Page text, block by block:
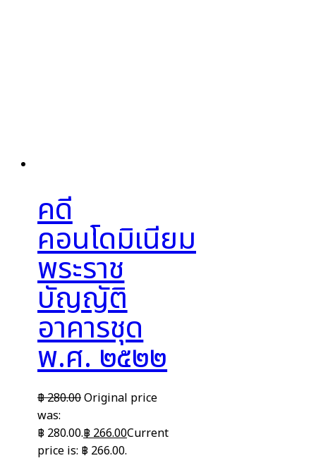
คดี
คอนโดมิเนียม
พระราช
บัญญัติ
อาคารชุด
พ.ศ. ๒๕๒๒
฿280.00Original price
was:
฿ 280.00.฿266.00Current
price is: ฿ 266.00.